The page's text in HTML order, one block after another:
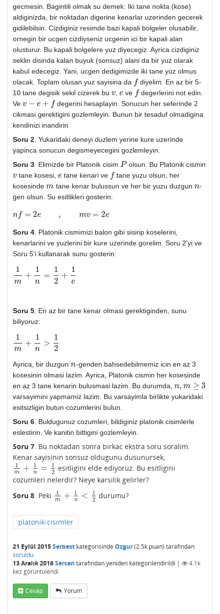
gecmesin. Bagintili olmak su demek: Iki tane nokta (kose)
aldiginizda, bir noktadan digerine kenarlar uzerinden gecerek
gidilebilsin. Cizdiginiz resimde bazi kapali bolgeler olusabilir,
ornegin bir ucgen cizdiyseniz ucgenin ici bir kapali alan
olusturur. Bu kapali bolgelere yuz diyecegiz. Ayrica cizdiginiz
seklin disinda kalan buyuk (sonsuz) alani da bir yuz olarak
kabul edecegiz. Yani, ucgen dedigimizde iki tane yuz olmus
olacak. Toplam olusan yuz sayisina da f
f diyelim. En az bir 5-
10 tane degisik sekil cizerek bu v
v ,e
e ve f
f degerlerini not edin.
Ve v − e + f
v−e+f
degerini hesaplayin. Sonucun her seferinde 2
cikmasi gerektigini gozlemleyin. Bunun bir tesaduf olmadigina
kendinizi inandirin.
Soru 2 . Yukaridaki deneyi duzlem yerine kure uzerinde
yapinca sonucun degismeyecegini gozlemleyin.
Soru 3 . Elimizde bir Platonik cisim P
P olsun. Bu Platonik cismin
v
v tane kosesi,e
e tane kenari ve f
f tane yuzu olsun, her
kosesinde m
m tane kenar bulussun ve her bir yuzu duzgun n
n-
gen olsun. Su esitlikleri gosterin:
nf = 2e , mv = 2e
n , e
Soru 4 . Platonik cismimizi balon gibi sisirip koselerini,
kenarlarini ve yuzlerini bir kure uzerinde gorelim. Soru 2'yi ve
Soru 5'i kullanarak sunu gosterin:
1
m
+
1
n
=
1
2
+
1
e
1m +1n =1 2+ 1e
Soru 5 . En az bir tane kenar olmasi gerektiginden, sunu
biliyoruz:
1
m
+
1
n
>
1
2
1 m+ 1n >12
Ayrica, bir duzgun n
n-genden bahsedebilmemiz icin en az 3
kosesinin olmasi lazim. Ayrica, Platonik cismin her kosesinde
en az 3 tane kenarin bulusmasi lazim. Bu durumda, n, m ≥ 3
n,m≥3
varsayimini yapmamiz lazim. Bu varsayimla birlikte yukaridaki
esitsizligin butun cozumlerini bulun.
Soru 6 . Buldugunuz cozumleri, bildiginiz platonik cisimlerle
eslestirin. Ve kanitin bittigini gozlemleyin.
Soru 7 . Bu noktadan sonra birkac ekstra soru soralim.
Kenar sayisinin sonsuz oldugunu dusunursek,
1
m + 1
n =
1
2
1m +1 n= 12
esitligini elde ediyoruz. Bu esitligini
cozumleri nelerdir? Neye karsilik gelirler?
Soru 8. Peki 1
m + 1
n <
1
2
1m +1 n< 12 durumu?
platonik-cisimler
21 Eylül 2015Serbest kategorisinde Ozgur(2.5k puan) tarafından
soruldu
13 Aralık 2016Sercan tarafındanyeniden kategorilendirildi |
4.1k
kez görüntülendi
Cevap Yorum